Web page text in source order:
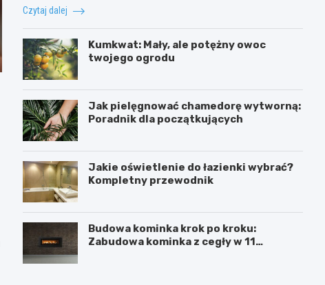
Czytaj dalej
Kumkwat: Mały, ale potężny owoc
twojego ogrodu
Jak pielęgnować chamedorę wytworną:
Poradnik dla początkujących
Jakie oświetlenie do łazienki wybrać?
Kompletny przewodnik
Budowa kominka krok po kroku:
Zabudowa kominka z cegły w 11